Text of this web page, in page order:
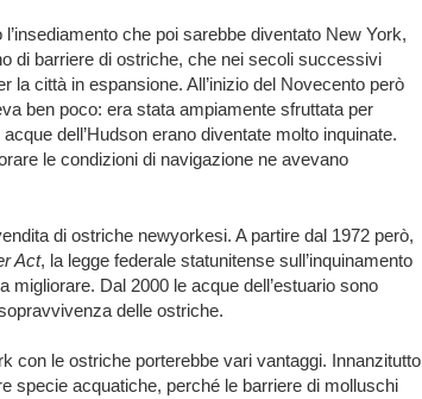
che poi sarebbe diventato New York,
di barriere di ostriche, che nei secoli successivi
la città in espansione. All’inizio del Novecento però
ben poco: era stata ampiamente sfruttata per
dell’Hudson erano diventate molto inquinate.
le condizioni di navigazione ne avevano
di ostriche newyorkesi. A partire dal 1972 però,
Act, la legge federale statunitense sull’inquinamento
migliorare. Dal 2000 le acque dell’estuario sono
delle ostriche.
con le ostriche porterebbe vari vantaggi. Innanzitutto
specie acquatiche, perché le barriere di molluschi